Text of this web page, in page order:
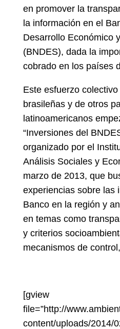
en promover la
la información en el
Desarrollo Económico
(BNDES), dada la
cobrado en los países
Este esfuerzo
brasileñas y de otros
latinoamericanos
“Inversiones del
organizado por el
Análisis Sociales y
marzo de 2013, que
experiencias sobre las
Banco en la región y
en temas como
y criterios
mecanismos de
[gview
file=”http://
content/uploads/2014/